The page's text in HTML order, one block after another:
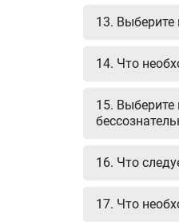
13.
14. Что
15.
16. Что
17. Что